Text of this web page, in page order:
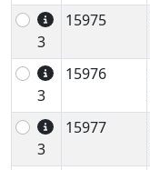
3
15975
3
15976
3
15977